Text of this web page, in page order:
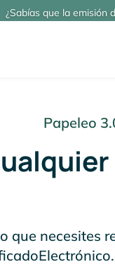
¿Sabías que la emisión
Papeleo
que necesites